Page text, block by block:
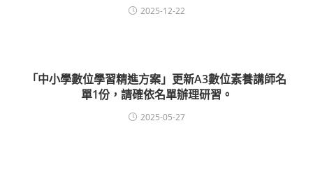
2025-12-22
「中小學數位學習精進方案」更新A3數位素養講師名
單1份，請確依名單辦理研習。
2025-05-27